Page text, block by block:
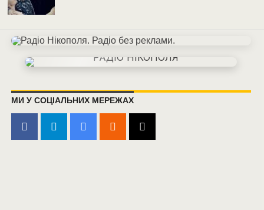
МИ У СОЦІАЛЬНИХ МЕРЕЖАХ